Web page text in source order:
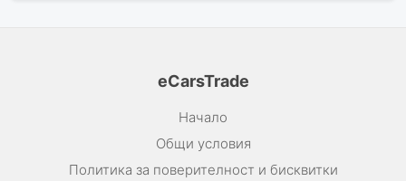
eCarsTrade
Начало
Общи условия
Политика за поверителност и бисквитки